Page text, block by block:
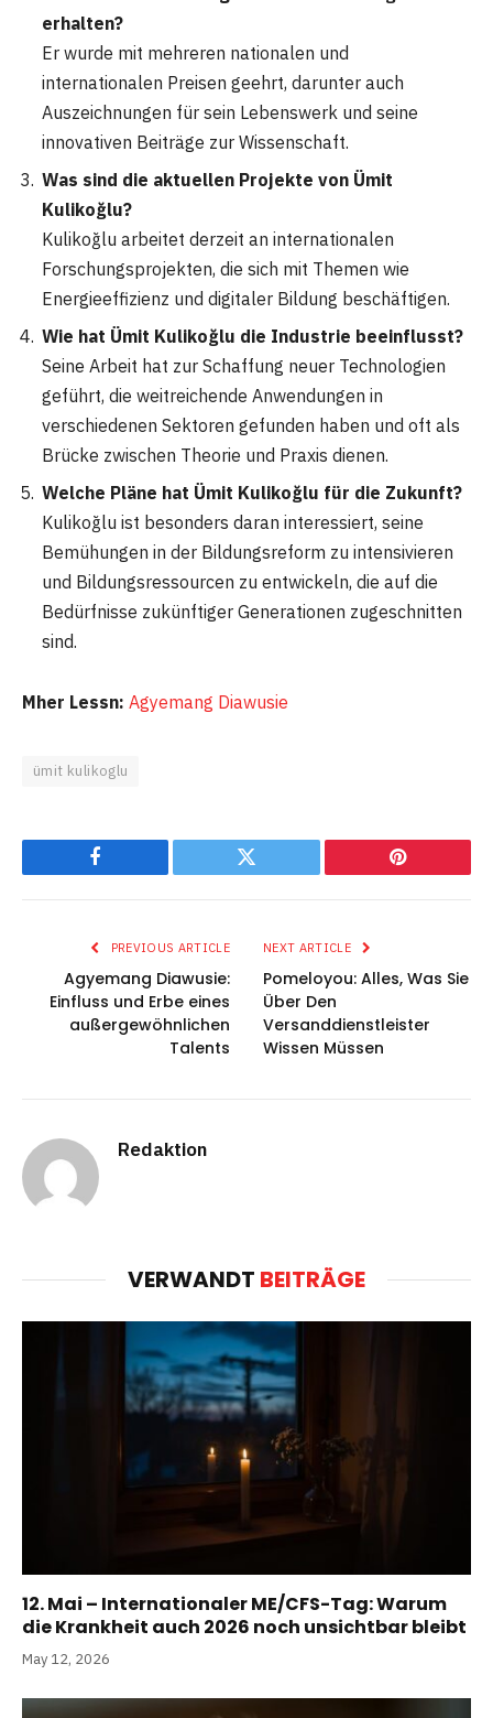
erhalten?
Er wurde mit mehreren nationalen und
internationalen Preisen geehrt, darunter auch
Auszeichnungen für sein Lebenswerk und seine
innovativen Beiträge zur Wissenschaft.
Was sind die aktuellen Projekte von Ümit
Kulikoğlu?
Kulikoğlu arbeitet derzeit an internationalen
Forschungsprojekten, die sich mit Themen wie
Energieeffizienz und digitaler Bildung beschäftigen.
Wie hat Ümit Kulikoğlu die Industrie beeinflusst?
Seine Arbeit hat zur Schaffung neuer Technologien
geführt, die weitreichende Anwendungen in
verschiedenen Sektoren gefunden haben und oft als
Brücke zwischen Theorie und Praxis dienen.
Welche Pläne hat Ümit Kulikoğlu für die Zukunft?
Kulikoğlu ist besonders daran interessiert, seine
Bemühungen in der Bildungsreform zu intensivieren
und Bildungsressourcen zu entwickeln, die auf die
Bedürfnisse zukünftiger Generationen zugeschnitten
sind.
Mher Lessn: Agyemang Diawusie
ümit kulikoglu
Facebook Twitter Pinterest
PREVIOUS ARTICLE
Agyemang Diawusie:
Einfluss und Erbe eines
außergewöhnlichen
Talents
NEXT ARTICLE
Pomeloyou: Alles, Was Sie
Über Den
Versanddienstleister
Wissen Müssen
Redaktion
VERWANDT BEITRÄGE
12. Mai – Internationaler ME/CFS-Tag: Warum
die Krankheit auch 2026 noch unsichtbar bleibt
May 12, 2026